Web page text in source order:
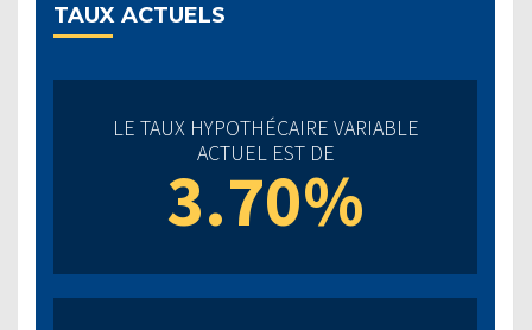
TAUX ACTUELS
LE TAUX HYPOTHÉCAIRE VARIABLE
ACTUEL EST DE
3.70%